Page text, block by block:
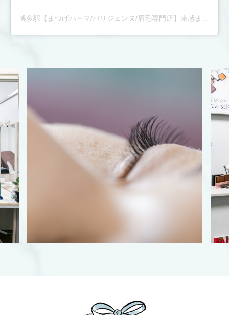
博多駅【まつげパーマ/パリジェンヌ/眉毛専門店】束感まつ毛パーマ|骨格診断眉スタイリング|完全個室|アンドナイン(@andnine9)がシェアした投稿